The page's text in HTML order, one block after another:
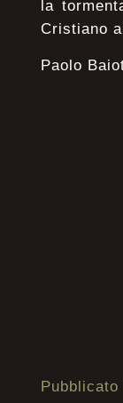
la
Cristiano
Paolo
Pubblicato